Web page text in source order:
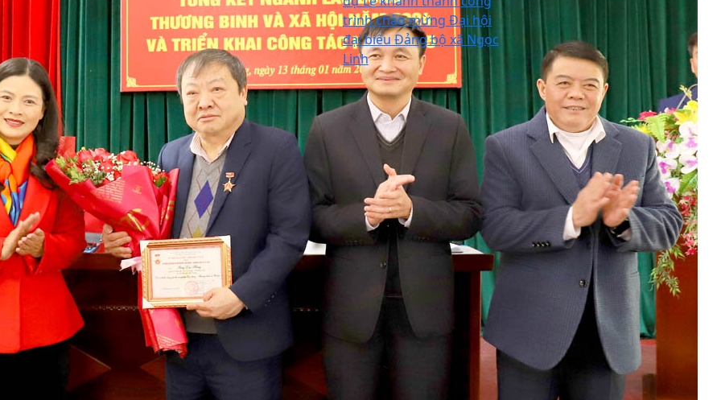
trình chào mừng Đại hội
đại biểu Đảng bộ xã Ngọc
Linh